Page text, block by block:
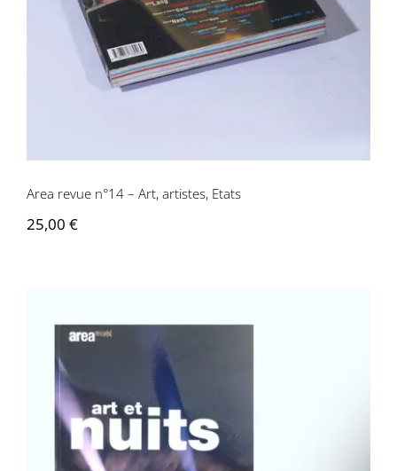
Area revue n°14 – Art, artistes, Etats
25,00 €
Area revue n°13 – Art et nuits